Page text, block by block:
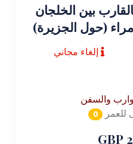
بين الخلجان
(حول الجزيرة)
إلغاء مجاني
والسفن
للعمر
0